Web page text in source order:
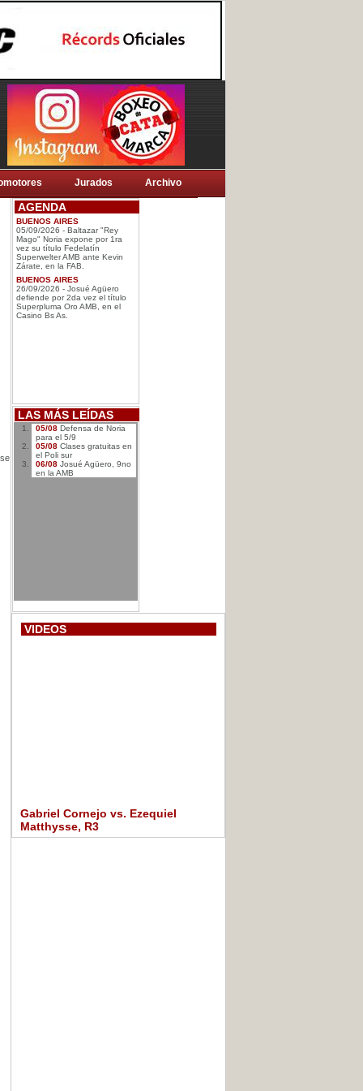
Jurados Archivo
AGENDA
BUENOS AIRES
05/09/2026 - Baltazar "Rey
Mago" Noria expone por 1ra
vez su título Fedelatín
Superwelter AMB ante Kevin
Zárate, en la FAB.
BUENOS AIRES
26/09/2026 - Josué Agüero
defiende por 2da vez el título
Superpluma Oro AMB, en el
Casino Bs As.
LAS MÁS LEÍDAS
05/08 Defensa de Noria
para el 5/9
05/08 Clases gratuitas en
el Poli sur
06/08 Josué Agüero, 9no
en la AMB
VIDEOS
Gabriel Cornejo vs. Ezequiel
Matthysse, R3